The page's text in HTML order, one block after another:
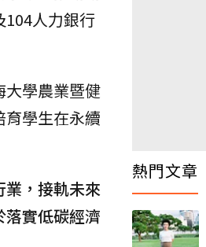
人力銀行
大學農業暨健
學生在永續
業，接軌未來
實低碳經濟
熱門文章